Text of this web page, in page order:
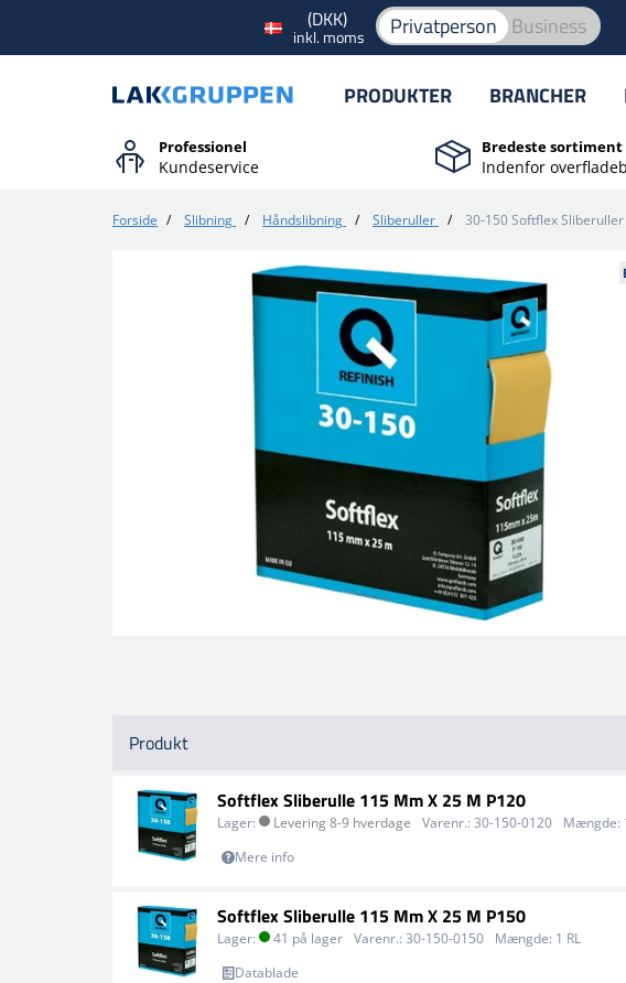
(DKK)
inkl. moms Privatperson Business
PRODUKTER BRANCHER
Professionel
Kundeservice
Bredeste sortiment
Indenfor
Forside / Slibning / Håndslibning / Sliberuller / 30-150 Softflex
Produkt
Softflex Sliberulle 115 Mm X 25 M P120
Lager: Levering 8-9 hverdage Varenr.: 30-150-0120 Mængde:
Mere info
Softflex Sliberulle 115 Mm X 25 M P150
Lager: 41 på lager Varenr.: 30-150-0150 Mængde: 1 RL
Datablade